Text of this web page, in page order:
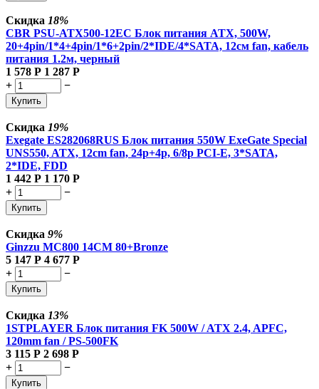
Скидка 18%
CBR PSU-ATX500-12EC Блок питания ATX, 500W,
20+4pin/1*4+4pin/1*6+2pin/2*IDE/4*SATA, 12см fan, кабель
питания 1.2м, черный
1 578 Р 1 287 Р
+
−
Купить
Скидка 19%
Exegate ES282068RUS Блок питания 550W ExeGate Special
UNS550, ATX, 12cm fan, 24p+4p, 6/8p PCI-E, 3*SATA,
2*IDE, FDD
1 442 Р 1 170 Р
+
−
Купить
Скидка 9%
Ginzzu MC800 14CM 80+Bronze
5 147 Р 4 677 Р
+
−
Купить
Скидка 13%
1STPLAYER Блок питания FK 500W / ATX 2.4, APFC,
120mm fan / PS-500FK
3 115 Р 2 698 Р
+
−
Купить